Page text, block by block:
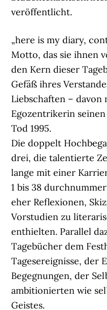
veröffentlicht.
„here is my diary,
Motto, das sie ihnen
den Kern dieser
Gefäß ihres
Liebschaften – davon
Egozentrikerin
Tod 1995.
Die doppelt
drei, die talentierte
lange mit einer
1 bis 38
eher Reflexionen,
Vorstudien zu
enthielten. Parallel
Tagebücher dem
Tagesereignisse, der
Begegnungen, der
ambitionierten wie
Geistes.